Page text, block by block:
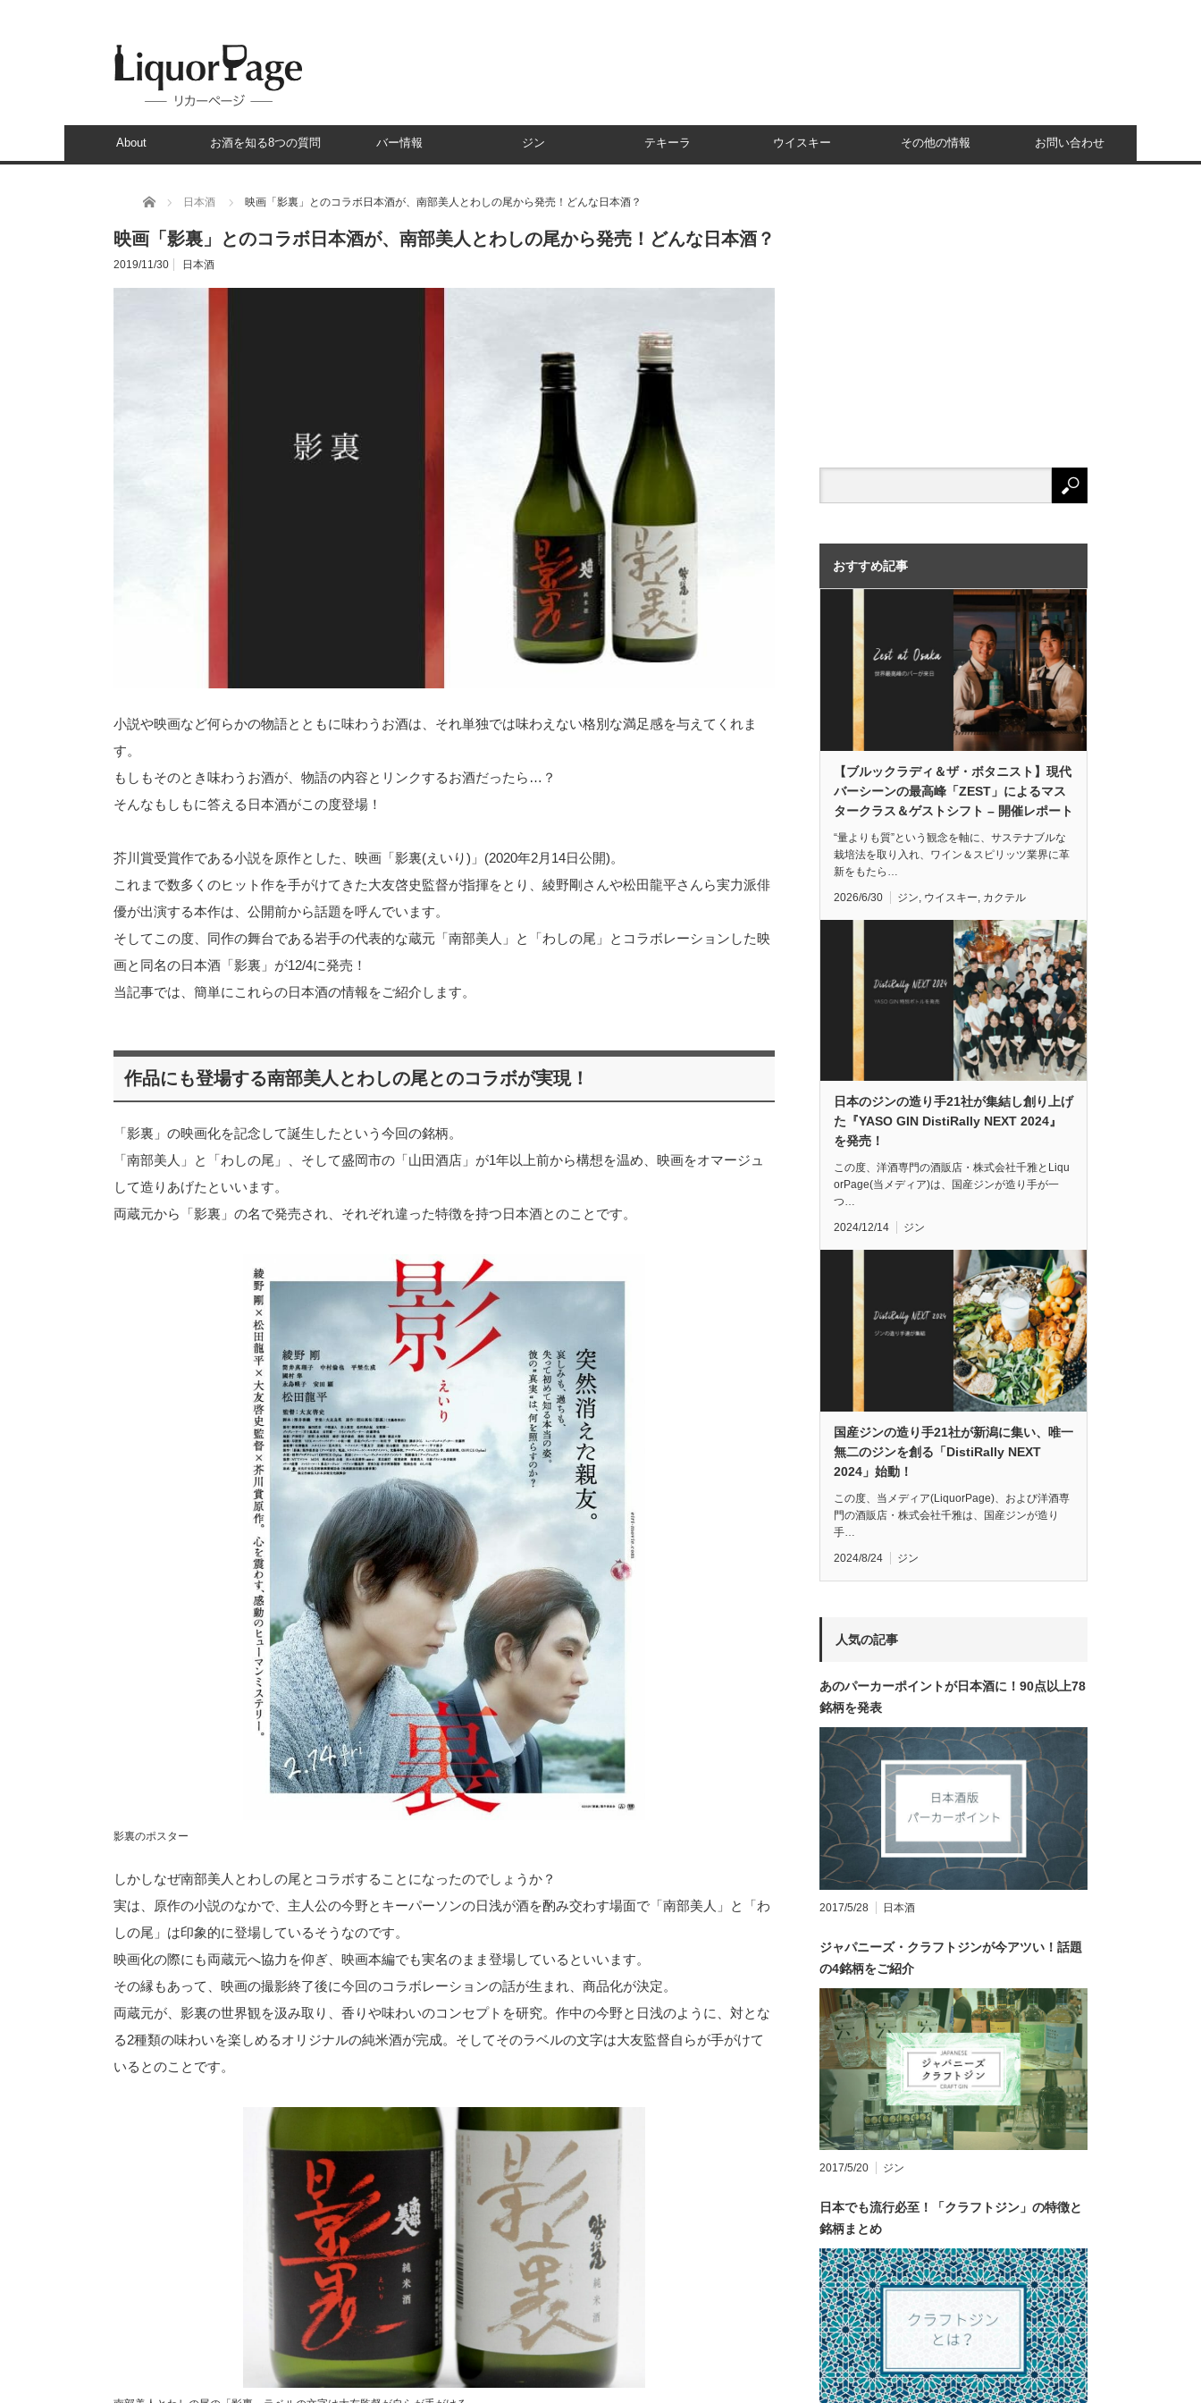
About お酒を知る8つの質問 バー情報 ジン テキーラ ウイスキー その他の情報 お問い合わせ
ホーム 日本酒 映画「影裏」とのコラボ日本酒が、南部美人とわしの尾から発売！どんな日本酒？
映画「影裏」とのコラボ日本酒が、南部美人とわしの尾から発売！どんな日本酒？
2019/11/30 日本酒
小説や映画など何らかの物語とともに味わうお酒は、それ単独では味わえない格別な満足感を与えてくれま
す。
もしもそのとき味わうお酒が、物語の内容とリンクするお酒だったら…？
そんなもしもに答える日本酒がこの度登場！
芥川賞受賞作である小説を原作とした、映画「影裏(えいり)」(2020年2月14日公開)。
これまで数多くのヒット作を手がけてきた大友啓史監督が指揮をとり、綾野剛さんや松田龍平さんら実力派俳
優が出演する本作は、公開前から話題を呼んでいます。
そしてこの度、同作の舞台である岩手の代表的な蔵元「南部美人」と「わしの尾」とコラボレーションした映
画と同名の日本酒「影裏」が12/4に発売！
当記事では、簡単にこれらの日本酒の情報をご紹介します。
作品にも登場する南部美人とわしの尾とのコラボが実現！
「影裏」の映画化を記念して誕生したという今回の銘柄。
「南部美人」と「わしの尾」、そして盛岡市の「山田酒店」が1年以上前から構想を温め、映画をオマージュ
して造りあげたといいます。
両蔵元から「影裏」の名で発売され、それぞれ違った特徴を持つ日本酒とのことです。
影裏のポスター
しかしなぜ南部美人とわしの尾とコラボすることになったのでしょうか？
実は、原作の小説のなかで、主人公の今野とキーパーソンの日浅が酒を酌み交わす場面で「南部美人」と「わ
しの尾」は印象的に登場しているそうなのです。
映画化の際にも両蔵元へ協力を仰ぎ、映画本編でも実名のまま登場しているといいます。
その縁もあって、映画の撮影終了後に今回のコラボレーションの話が生まれ、商品化が決定。
両蔵元が、影裏の世界観を汲み取り、香りや味わいのコンセプトを研究。作中の今野と日浅のように、対とな
る2種類の味わいを楽しめるオリジナルの純米酒が完成。そしてそのラベルの文字は大友監督自らが手がけて
いるとのことです。
おすすめ記事
【ブルックラディ＆ザ・ボタニスト】現代
バーシーンの最高峰「ZEST」によるマス
タークラス＆ゲストシフト – 開催レポート
“量よりも質”という観念を軸に、サステナブルな
栽培法を取り入れ、ワイン＆スピリッツ業界に革
新をもたら…
2026/6/30 ジン ウイスキー カクテル
日本のジンの造り手21社が集結し創り上げ
た『YASO GIN DistiRally NEXT 2024』
を発売！
この度、洋酒専門の酒販店・株式会社千雅とLiqu
orPage(当メディア)は、国産ジンが造り手が一
つ…
2024/12/14 ジン
国産ジンの造り手21社が新潟に集い、唯一
無二のジンを創る「DistiRally NEXT
2024」始動！
この度、当メディア(LiquorPage)、および洋酒専
門の酒販店・株式会社千雅は、国産ジンが造り
手…
2024/8/24 ジン
人気の記事
あのパーカーポイントが日本酒に！90点以上78
銘柄を発表
2017/5/28 日本酒
ジャパニーズ・クラフトジンが今アツい！話題
の4銘柄をご紹介
2017/5/20 ジン
日本でも流行必至！「クラフトジン」の特徴と
銘柄まとめ